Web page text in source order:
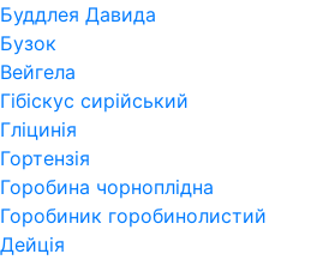
Буддлея Давида
Бузок
Вейгела
Гібіскус сирійський
Гліцинія
Гортензія
Горобина чорноплідна
Горобиник горобинолистий
Дейція